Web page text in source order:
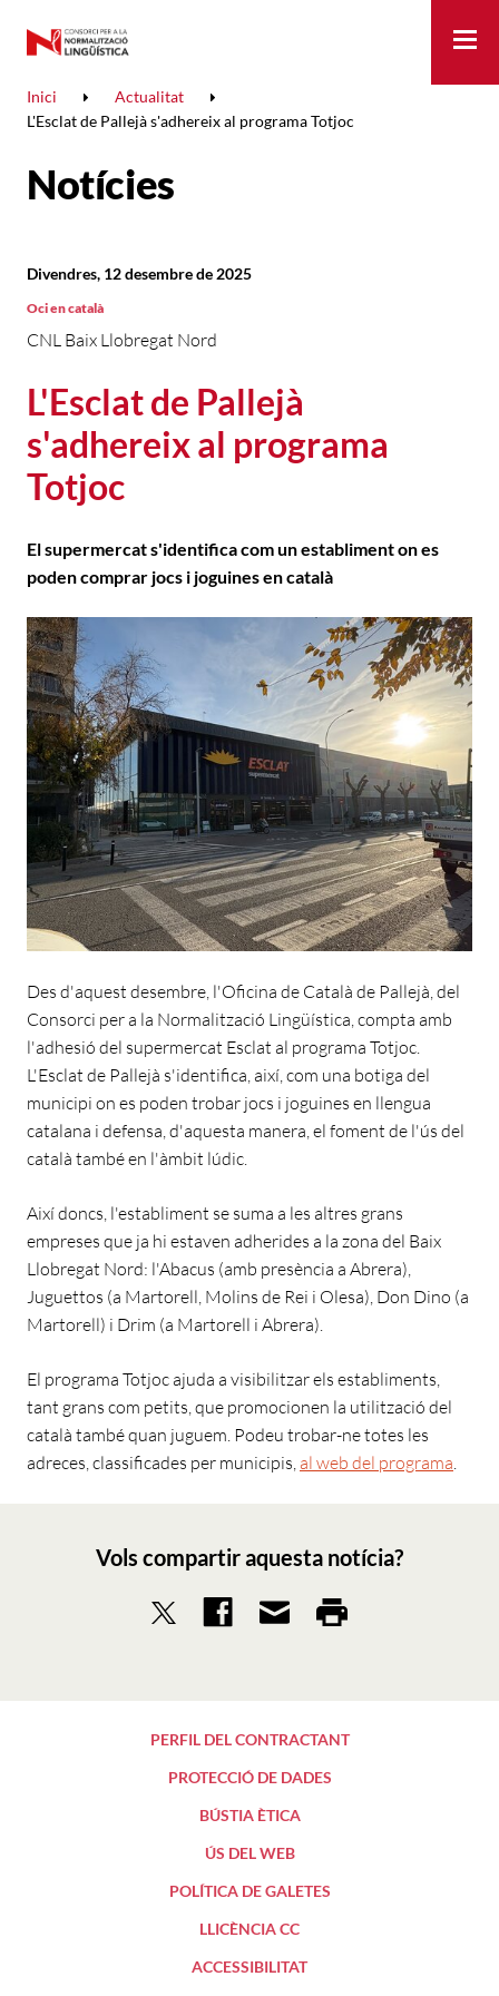
Inici
Actualitat
L'Esclat de Pallejà s'adhereix al programa Totjoc
Notícies
L'Esclat de Pallejà
s'adhereix al programa
Totjoc
CNL Baix Llobregat Nord
Divendres, 12 desembre de 2025
Oci en català
El supermercat s'identifica com un establiment on es
poden comprar jocs i joguines en català
Des d'aquest desembre, l'Oficina de Català de Pallejà, del
Consorci per a la Normalització Lingüística, compta amb
l'adhesió del supermercat Esclat al programa Totjoc.
L'Esclat de Pallejà s'identifica, així, com una botiga del
municipi on es poden trobar jocs i joguines en llengua
catalana i defensa, d'aquesta manera, el foment de l'ús del
català també en l'àmbit lúdic.
Així doncs, l'establiment se suma a les altres grans
empreses que ja hi estaven adherides a la zona del Baix
Llobregat Nord: l'Abacus (amb presència a Abrera),
Juguettos (a Martorell, Molins de Rei i Olesa), Don Dino (a
Martorell) i Drim (a Martorell i Abrera).
El programa Totjoc ajuda a visibilitzar els establiments,
tant grans com petits, que promocionen la utilització del
català també quan juguem. Podeu trobar-ne totes les
adreces, classificades per municipis, al web del programa.
Vols compartir aquesta notícia?
PERFIL DEL CONTRACTANT
PROTECCIÓ DE DADES
BÚSTIA ÈTICA
ÚS DEL WEB
POLÍTICA DE GALETES
LLICÈNCIA CC
ACCESSIBILITAT